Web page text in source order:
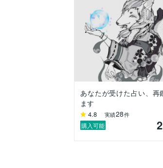
感謝の言葉とともに、
のです。
そして今、私は確信し
オンラインでも『祈
その証拠に、活動を
ありがたいことに、ご
これからも、一人でも
あなたが受けた占い、再
ます
4.8 実績28件
購入可能